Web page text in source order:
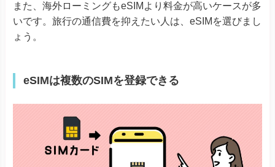
また、海外ローミングもeSIMより料金が高いケースが多
いです。旅行の通信費を抑えたい人は、eSIMを選びまし
ょう。
eSIMは複数のSIMを登録できる